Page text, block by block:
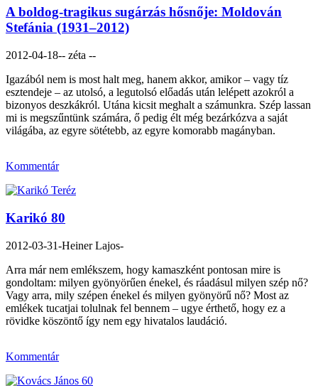
A boldog-tragikus sugárzás hősnője: Moldován
Stefánia (1931–2012)
2012-04-18-- zéta --
Igazából nem is most halt meg, hanem akkor, amikor – vagy tíz
esztendeje – az utolsó, a legutolsó előadás után lelépett azokról a
bizonyos deszkákról. Utána kicsit meghalt a számunkra. Szép lassan
mi is megszűntünk számára, ő pedig élt még bezárkózva a saját
világába, az egyre sötétebb, az egyre komorabb magányban.
Kommentár
Karikó 80
2012-03-31-Heiner Lajos-
Arra már nem emlékszem, hogy kamaszként pontosan mire is
gondoltam: milyen gyönyörűen énekel, és ráadásul milyen szép nő?
Vagy arra, mily szépen énekel és milyen gyönyörű nő? Most az
emlékek tucatjai tolulnak fel bennem – ugye érthető, hogy ez a
rövidke köszöntő így nem egy hivatalos laudáció.
Kommentár